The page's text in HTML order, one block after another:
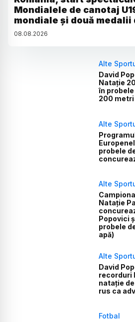
Mondialele de canotaj
mondiale și două medalii
08.08.2026
Alte
David
Natație
în
200
Alte
probele
Alte
Natație
Popovici
probele
apă)
Alte
David
recorduri
natație
rus ca
Fotbal